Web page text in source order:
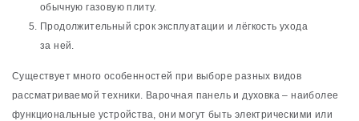
обычную газовую плиту.
Продолжительный срок эксплуатации и лёгкость ухода
за ней.
Существует много особенностей при выборе разных видов
рассматриваемой техники. Варочная панель и духовка – наиболее
функциональные устройства, они могут быть электрическими или